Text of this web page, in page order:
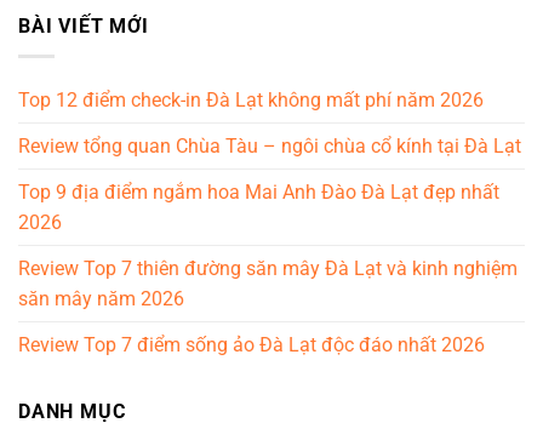
BÀI VIẾT MỚI
Top 12 điểm check-in Đà Lạt không mất phí năm 2026
Review tổng quan Chùa Tàu – ngôi chùa cổ kính tại Đà Lạt
Top 9 địa điểm ngắm hoa Mai Anh Đào Đà Lạt đẹp nhất
2026
Review Top 7 thiên đường săn mây Đà Lạt và kinh nghiệm
săn mây năm 2026
Review Top 7 điểm sống ảo Đà Lạt độc đáo nhất 2026
DANH MỤC